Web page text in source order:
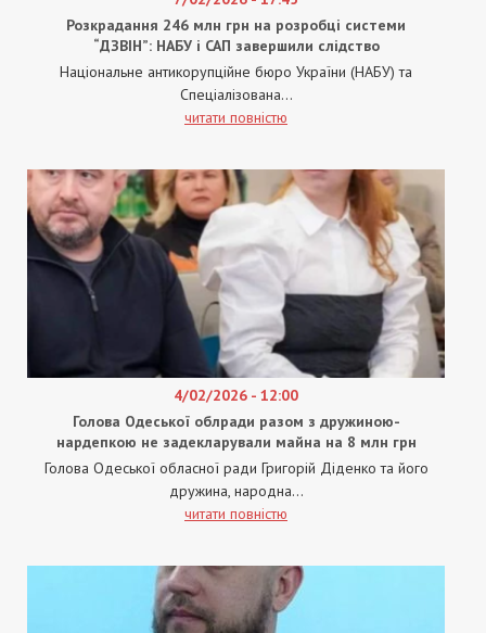
Розкрадання 246 млн грн на розробці системи
“ДЗВІН”: НАБУ і САП завершили слідство
Національне антикорупційне бюро України (НАБУ) та
Спеціалізована...
читати повністю
4/02/2026 - 12:00
Голова Одеської облради разом з дружиною-
нардепкою не задекларували майна на 8 млн грн
Голова Одеської обласної ради Григорій Діденко та його
дружина, народна...
читати повністю